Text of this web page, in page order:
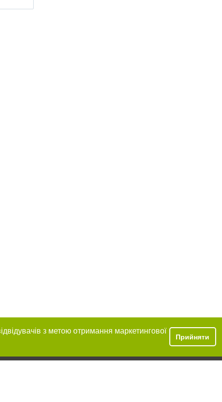
з метою отримання маркетингової
Прийняти